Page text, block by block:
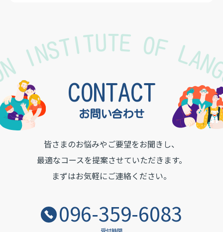
INSTITUTE OF
お問い合わせ
CONTACT
皆さまのお悩みやご要望をお聞きし、
最適なコースを提案させていただきます。
まずはお気軽にご連絡ください。
096-359-6083
受付時間